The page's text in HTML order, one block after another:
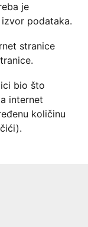
je
podataka.
stranice
bio što
internet
količinu